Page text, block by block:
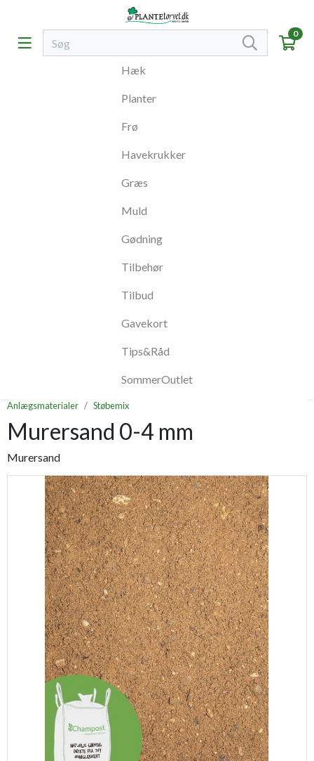
0
Hæk
Planter
Frø
Havekrukker
Græs
Muld
Gødning
Tilbehør
Tilbud
Gavekort
Tips&Råd
SommerOutlet
Anlægsmaterialer Støbemix
Murersand 0-4 mm
Murersand
Previous